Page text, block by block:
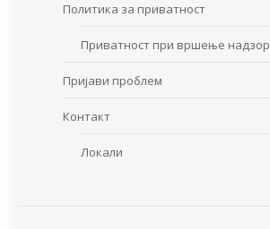
Политика за приватност
Приватност при вршење надзор
Пријави проблем
Контакт
Локали